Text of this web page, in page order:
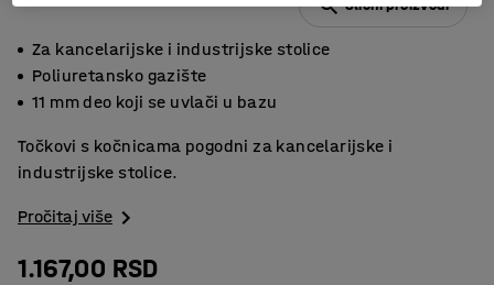
Slični proizvodi
Za kancelarijske i industrijske stolice
Poliuretansko gazište
11 mm deo koji se uvlači u bazu
Točkovi s kočnicama pogodni za kancelarijske i
industrijske stolice.
Pročitaj više
1.167,00 RSD